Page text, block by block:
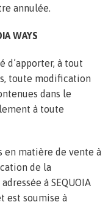
annulée.
WAYS
d’apporter, à tout
toute modification
dans le
à toute
en matière de vente à
de la
à SEQUOIA
est soumise à